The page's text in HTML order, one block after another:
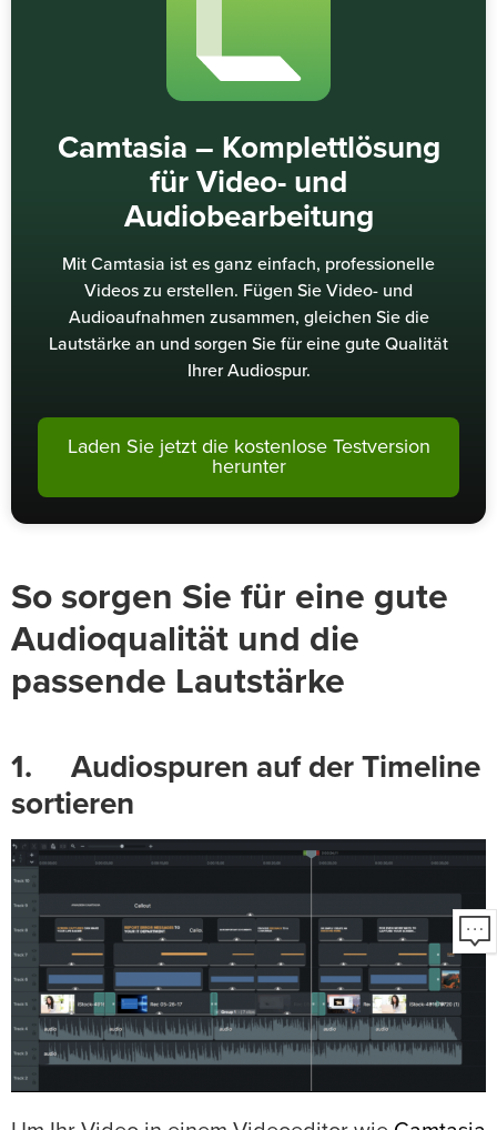
Camtasia – Komplettlösung
für Video- und
Audiobearbeitung
Mit Camtasia ist es ganz einfach, professionelle
Videos zu erstellen. Fügen Sie Video- und
Audioaufnahmen zusammen, gleichen Sie die
Lautstärke an und sorgen Sie für eine gute Qualität
Ihrer Audiospur.
Laden Sie jetzt die kostenlose Testversion
herunter
So sorgen Sie für eine gute
Audioqualität und die
passende Lautstärke
1. Audiospuren auf der Timeline
sortieren